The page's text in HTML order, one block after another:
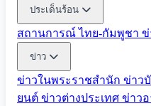
ประเด็นร้อน
สถานการณ์ ไทย-กัมพูชา ข่
ข่าว
ข่าวในพระราชสำนัก ข่าว
ยนต์ ข่าวต่างประเทศ ข่าว